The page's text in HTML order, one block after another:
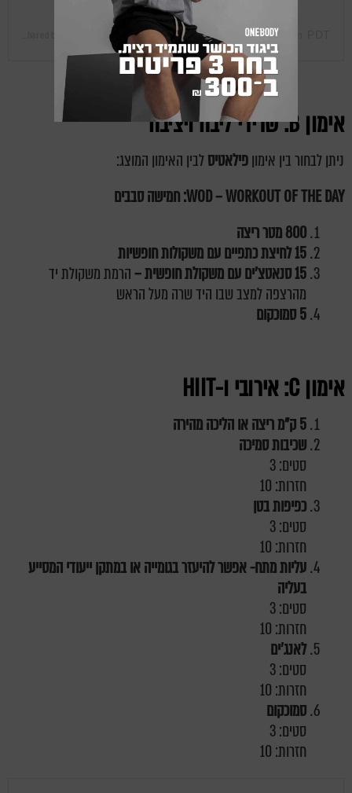
onSep 21, 2018 at 11:51pm PDT
אימון B: שרירי ליבה ויציבה
ניתן לבחור בין אימוןפילאטיסלבין האימון המוצג:
WOD – WORKOUT OF THE DAY: חמישה סבבים
800 מטר ריצה
15 לחיצת כתפיים עם משקולות חופשיות
15 סנאטצ'ים עם משקולת חופשית –
הרמת משקולת יד
מהרצפה למצב שבו היד שרה מעל הראש
5 סמוכקום
אימון C: אירובי ו-HIIT
5 ק"מ ריצה או הליכה מהירה
שכיבות סמיכה
סטים: 3
חזרות: 10
כפיפות בטן
סטים: 3
חזרות: 10
עליות מתח- אפשר להיעזר בגומייה או במתקן ייעודי המסייע
בעליה
סטים: 3
חזרות: 10
לאנג'ים
סטים: 3
חזרות: 10
סמוכקום
סטים: 3
חזרות: 10